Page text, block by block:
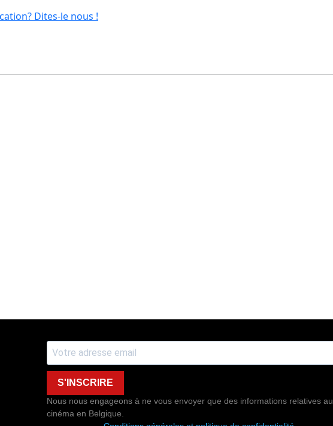
Dites-le nous !
S'INSCRIRE
Nous nous engageons à ne vous envoyer que des informations relatives au
cinéma en Belgique.